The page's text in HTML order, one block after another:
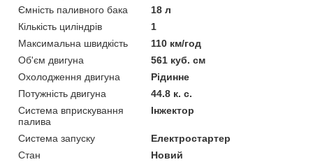
Ємність паливного бака
18 л
Кількість циліндрів
1
Максимальна швидкість
110 км/год
Об'єм двигуна
561 куб. см
Охолодження двигуна
Рідинне
Потужність двигуна
44.8 к. с.
Система вприскування
палива
Інжектор
Система запуску
Електростартер
Стан
Новий